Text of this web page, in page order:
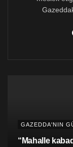
GAZEDDA'NIN
“Mahalle